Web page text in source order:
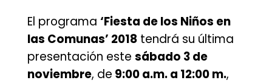
El programa ‘Fiesta de los Niños en
las Comunas’ 2018tendrá su última
presentación este sábado 3 de
noviembre, de 9:00 a.m. a 12:00 m.,